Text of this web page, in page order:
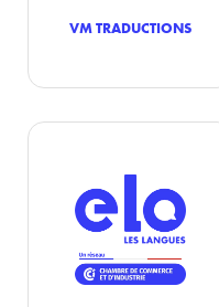
VM TRADUCTIONS